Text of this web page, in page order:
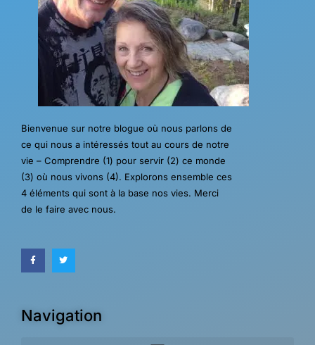
Bienvenue sur notre blogue où nous parlons de
ce qui nous a intéressés tout au cours de notre
vie – Comprendre (1) pour servir (2) ce monde
(3) où nous vivons (4). Explorons ensemble ces
4 éléments qui sont à la base nos vies. Merci
de le faire avec nous.
Navigation